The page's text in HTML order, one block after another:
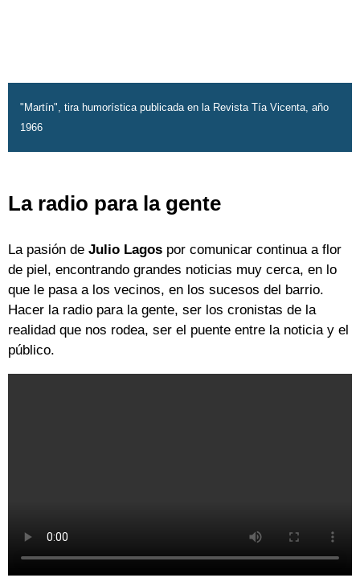
"Martín", tira humorística publicada en la Revista Tía Vicenta, año
1966
La radio para la gente
La pasión de Julio Lagos por comunicar continua a flor
de piel, encontrando grandes noticias muy cerca, en lo
que le pasa a los vecinos, en los sucesos del barrio.
Hacer la radio para la gente, ser los cronistas de la
realidad que nos rodea, ser el puente entre la noticia y el
público.